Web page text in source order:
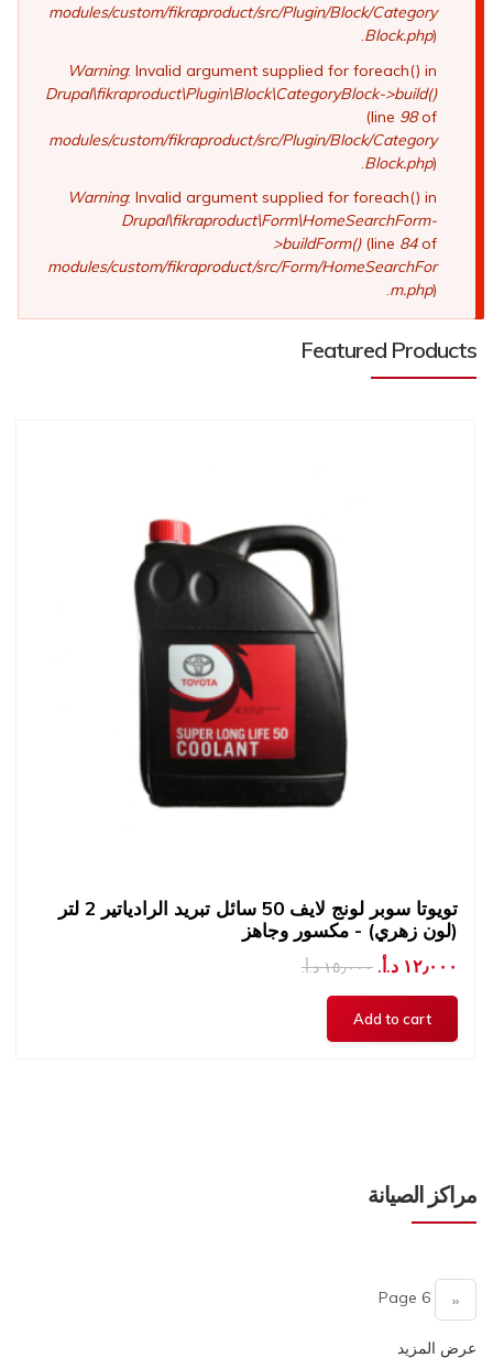
modules/custom/fikraproduct/src/Plugin/Block/Category
Block.php
Warning: Invalid argument supplied for foreach() in
Drupal\fikraproduct\Plugin\Block\CategoryBlock->build()
(line98of
modules/custom/fikraproduct/src/Plugin/Block/Category
Block.php
Warning: Invalid argument supplied for foreach() in
Drupal\fikraproduct\Form\HomeSearchForm-
>buildForm()(line84of
modules/custom/fikraproduct/src/Form/HomeSearchFor
m.php
Featured Products
تويوتا سوبر لونج لايف 50 سائل تبريد الرادياتير 2 لتر
(لون زهري) - مكسور وجاهز
١٥٫٠٠٠ د.أ.‏ ١٢٫٠٠٠ د.أ.‏
مراكز الصيانة
Pagination
Previous
page
Page 6
عرض المزيد